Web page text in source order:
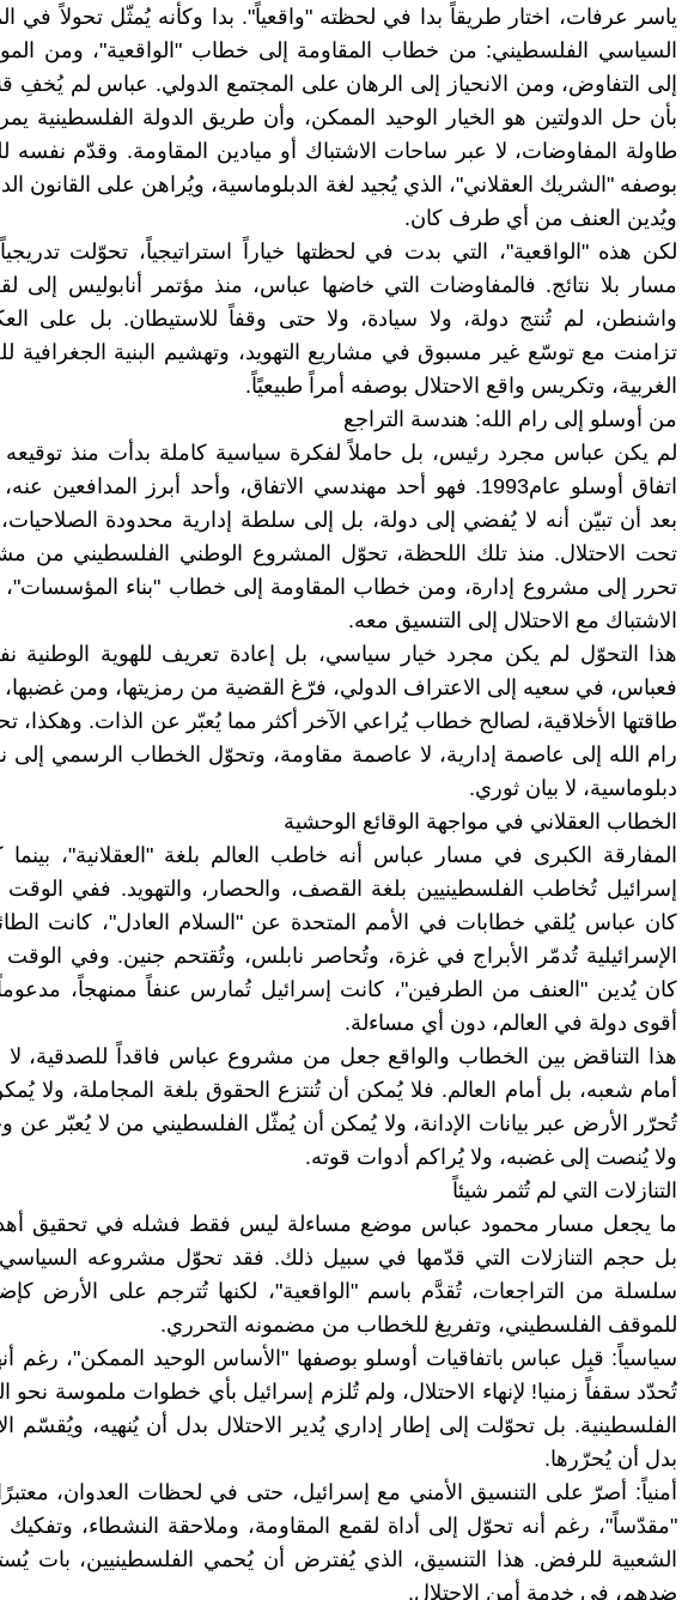
ياسر عرفات، اختار طريقاً بدا في لحظته "واقعياً". بدا وكأنه يُمثّل تحولاً في
السياسي الفلسطيني: من خطاب المقاومة إلى خطاب "الواقعية"، ومن
إلى التفاوض، ومن الانحياز إلى الرهان على المجتمع الدولي. عباس لم يُخفِ
بأن حل الدولتين هو الخيار الوحيد الممكن، وأن طريق الدولة الفلسطينية
طاولة المفاوضات، لا عبر ساحات الاشتباك أو ميادين المقاومة. وقدّم نفسه
بوصفه "الشريك العقلاني"، الذي يُجيد لغة الدبلوماسية، ويُراهن على القانون
ويُدين العنف من أي طرف كان.
لكن هذه "الواقعية"، التي بدت في لحظتها خياراً استراتيجياً، تحوّلت
مسار بلا نتائج. فالمفاوضات التي خاضها عباس، منذ مؤتمر أنابوليس إلى
واشنطن، لم تُنتج دولة، ولا سيادة، ولا حتى وقفاً للاستيطان. بل على
تزامنت مع توسّع غير مسبوق في مشاريع التهويد، وتهشيم البنية الجغرافية
الغربية، وتكريس واقع الاحتلال بوصفه أمراً طبيعيًاً.
من أوسلو إلى رام الله: هندسة التراجع
لم يكن عباس مجرد رئيس، بل حاملاً لفكرة سياسية كاملة بدأت منذ
اتفاق أوسلو عام1993. فهو أحد مهندسي الاتفاق، وأحد أبرز المدافعين
بعد أن تبيّن أنه لا يُفضي إلى دولة، بل إلى سلطة إدارية محدودة الصلاحيات،
تحت الاحتلال. منذ تلك اللحظة، تحوّل المشروع الوطني الفلسطيني من
تحرر إلى مشروع إدارة، ومن خطاب المقاومة إلى خطاب "بناء
الاشتباك مع الاحتلال إلى التنسيق معه.
هذا التحوّل لم يكن مجرد خيار سياسي، بل إعادة تعريف للهوية الوطنية
فعباس، في سعيه إلى الاعتراف الدولي، فرّغ القضية من رمزيتها، ومن
طاقتها الأخلاقية، لصالح خطاب يُراعي الآخر أكثر مما يُعبّر عن الذات. وهكذا،
رام الله إلى عاصمة إدارية، لا عاصمة مقاومة، وتحوّل الخطاب الرسمي إلى
دبلوماسية، لا بيان ثوري.
الخطاب العقلاني في مواجهة الوقائع الوحشية
المفارقة الكبرى في مسار عباس أنه خاطب العالم بلغة "العقلانية"، بينما
إسرائيل تُخاطب الفلسطينيين بلغة القصف، والحصار، والتهويد. ففي الوقت
كان عباس يُلقي خطابات في الأمم المتحدة عن "السلام العادل"، كانت
الإسرائيلية تُدمّر الأبراج في غزة، وتُحاصر نابلس، وتُقتحم جنين. وفي الوقت
كان يُدين "العنف من الطرفين"، كانت إسرائيل تُمارس عنفاً ممنهجاً،
أقوى دولة في العالم، دون أي مساءلة.
هذا التناقض بين الخطاب والواقع جعل من مشروع عباس فاقداً للصدقية،
أمام شعبه، بل أمام العالم. فلا يُمكن أن تُنتزع الحقوق بلغة المجاملة، ولا
تُحرّر الأرض عبر بيانات الإدانة، ولا يُمكن أن يُمثّل الفلسطيني من لا يُعبّر عن
ولا يُنصت إلى غضبه، ولا يُراكم أدوات قوته.
التنازلات التي لم تُثمر شيئاً
ما يجعل مسار محمود عباس موضع مساءلة ليس فقط فشله في تحقيق
بل حجم التنازلات التي قدّمها في سبيل ذلك. فقد تحوّل مشروعه
سلسلة من التراجعات، تُقدَّم باسم "الواقعية"، لكنها تُترجم على الأرض
للموقف الفلسطيني، وتفريغ للخطاب من مضمونه التحرري.
سياسياً: قبِل عباس باتفاقيات أوسلو بوصفها "الأساس الوحيد الممكن"، رغم
تُحدّد سقفاً زمنيا! لإنهاء الاحتلال، ولم تُلزم إسرائيل بأي خطوات ملموسة نحو
الفلسطينية. بل تحوّلت إلى إطار إداري يُدير الاحتلال بدل أن يُنهيه، ويُقسّم
بدل أن يُحرّرها.
أمنياً: أصرّ على التنسيق الأمني مع إسرائيل، حتى في لحظات العدوان، معتبرًا
"مقدّساً"، رغم أنه تحوّل إلى أداة لقمع المقاومة، وملاحقة النشطاء، وتفكيك
الشعبية للرفض. هذا التنسيق، الذي يُفترض أن يُحمي الفلسطينيين، بات
ضدهم، في خدمة أمن الاحتلال.